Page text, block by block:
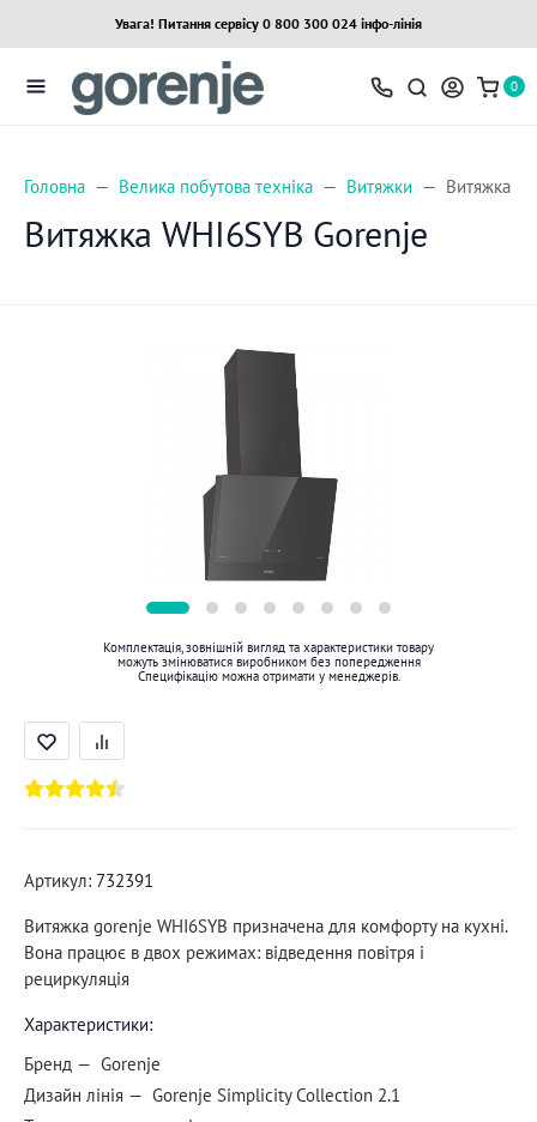
Увага! Питання сервісу 0 800 300 024 інфо-лінія
0
Головна Велика побутова техніка Витяжки Витяжка
Витяжка WHI6SYB Gorenje
Комплектація, зовнішній вигляд та характеристики товару
можуть змінюватися виробником без попередження
Специфікацію можна отримати у менеджерів.
Артикул: 732391
Витяжка gorenje WHI6SYB призначена для комфорту на кухні.
Вона працює в двох режимах: відведення повітря і
рециркуляція
Характеристики:
Бренд
Gorenje
Дизайн лінія
Gorenje Simplicity Collection 2.1